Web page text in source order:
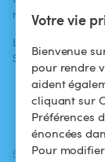
Votre vie
Bienvenue
pour rendre
aident
cliquant sur
Préférences
énoncées
Pour
médias
L'aventure
Swimmy
SUIVEZ-NOUS